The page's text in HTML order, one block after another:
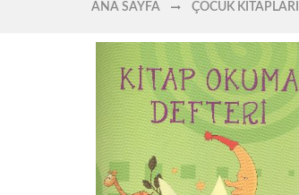
ANA SAYFA ÇOCUK KITAPLARI